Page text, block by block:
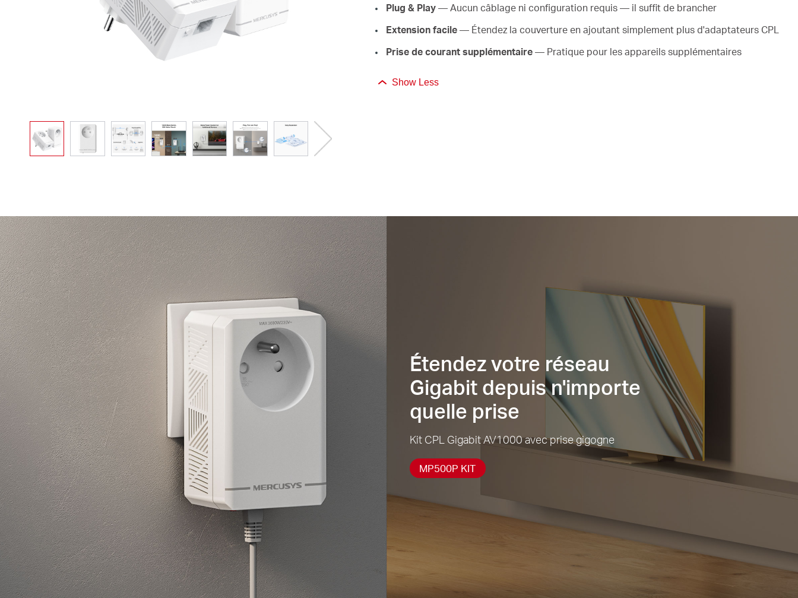
Plug & Play— Aucun câblage ni configuration requis — il suffit de brancher
Extension facile— Étendez la couverture en ajoutant simplement plus d'adaptateurs CPL
Prise de courant supplémentaire— Pratique pour les appareils supplémentaires
Show Less
Étendez votre réseau
Gigabit depuis n'importe
quelle prise
Kit CPL Gigabit AV1000 avec prise gigogne
MP500P KIT